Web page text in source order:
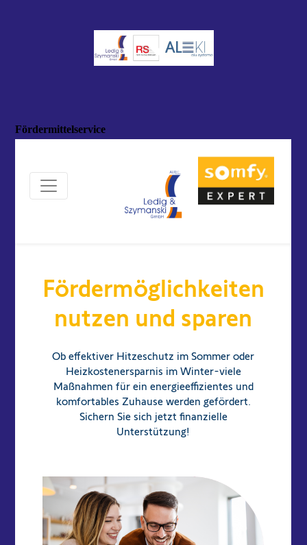
Fördermittelservice